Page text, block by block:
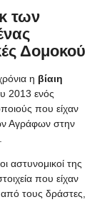
των
Δομοκού
η βίαιη
2013 ενός
που είχαν
Αγράφων στην
αστυνομικοί της
που είχαν
τους δράστες,